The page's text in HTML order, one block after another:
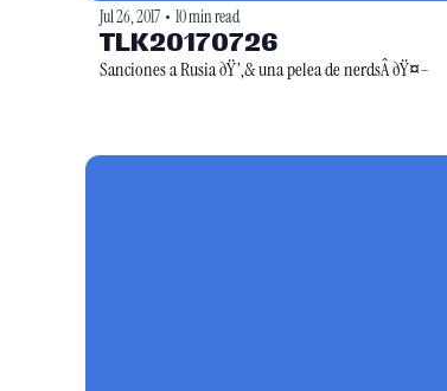
Jul 26, 2017 • 10 min read
TLK20170726
Sanciones a Rusia ðŸ’‚& una pelea de nerdsÂ ðŸ¤–